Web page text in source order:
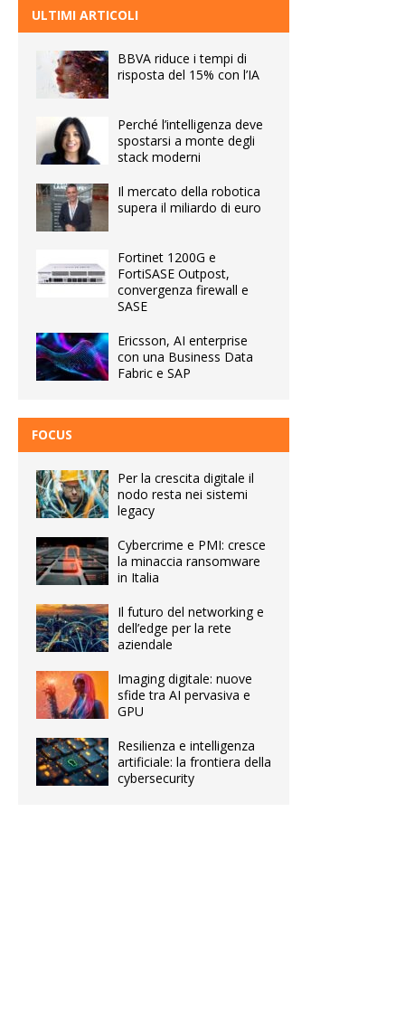
ULTIMI ARTICOLI
BBVA riduce i tempi di
risposta del 15% con l’IA
Perché l’intelligenza deve
spostarsi a monte degli
stack moderni
Il mercato della robotica
supera il miliardo di euro
Fortinet 1200G e
FortiSASE Outpost,
convergenza firewall e
SASE
Ericsson, AI enterprise
con una Business Data
Fabric e SAP
FOCUS
Per la crescita digitale il
nodo resta nei sistemi
legacy
Cybercrime e PMI: cresce
la minaccia ransomware
in Italia
Il futuro del networking e
dell’edge per la rete
aziendale
Imaging digitale: nuove
sfide tra AI pervasiva e
GPU
Resilienza e intelligenza
artificiale: la frontiera della
cybersecurity